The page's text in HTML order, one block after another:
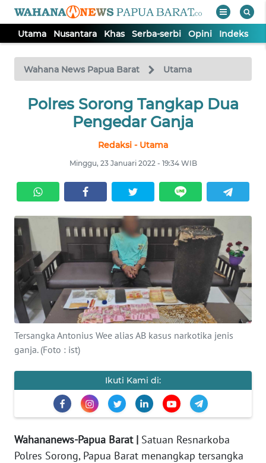
Utama Nusantara Khas Serba-serbi Opini Indeks
Wahana News Papua Barat Utama
Polres Sorong Tangkap Dua
Pengedar Ganja
Redaksi - Utama
Minggu, 23 Januari 2022 - 19:34 WIB
Tersangka Antonius Wee alias AB kasus narkotika jenis
ganja. (Foto : ist)
Ikuti Kami di:
Wahananews-Papua Barat | Satuan Resnarkoba
Polres Sorong, Papua Barat menangkap tersangka
TV
Tutup
UTAMA
SERBA-
SERBI
OPINI
Informasi
INDEKS
BERITA
KONTAK
TENTANG
KAMI